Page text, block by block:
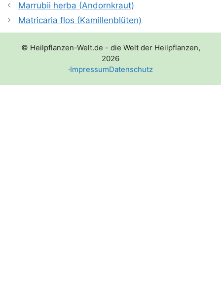
Marrubii herba (Andornkraut)
Matricaria flos (Kamillenblüten)
© Heilpflanzen-Welt.de - die Welt der Heilpflanzen,
2026
·ImpressumDatenschutz